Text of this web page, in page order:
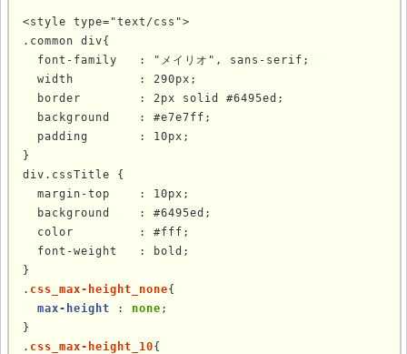
<style type="text/css">
.common div{
  font-family   : "メイリオ", sans-serif;
  width         : 290px;
  border        : 2px solid #6495ed;
  background    : #e7e7ff;
  padding       : 10px;
}
div.cssTitle {
  margin-top    : 10px;
  background    : #6495ed;
  color         : #fff;
  font-weight   : bold;
}
. css_max-height_none{
max-height : none ;
}
. css_max-height_10{